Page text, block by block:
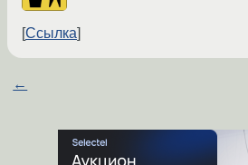
Ссылка
←